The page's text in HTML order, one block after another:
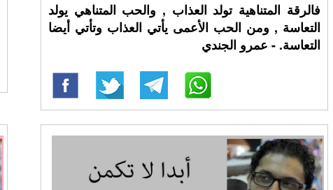
فالرقة المتناهية تولد العذاب , والحب المتناهي يولد
التعاسة , ومن الحب الأعمى يأتي العذاب وتأتي أيضا
التعاسة. - عمرو الجندي